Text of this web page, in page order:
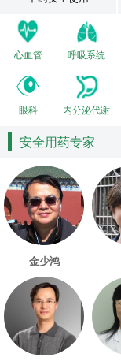
心血管 呼吸系统
眼科 内分泌代谢
安全用药专家
金少鸿